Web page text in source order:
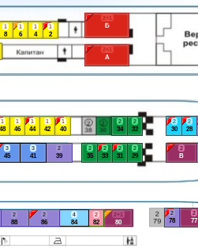
1
2
2
28
2
29
2
30
2
31
2
32
2
33
2
34
2
35
2
39
1
4
1
40
3
41
1
42
1
44
3
45
1
46
1
48
1
6
2
77
2
78
1
8
2+1
80
2
82
4
84
2
86
2
88
2+1
А
2+1
Б
2
В